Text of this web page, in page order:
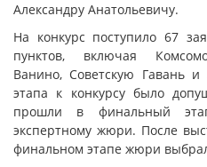
Александру Анатольевичу.
На конкурс поступило 67
пунктов, включая
Ванино, Советскую Гавань и
этапа к конкурсу было
прошли в финальный
экспертному жюри. После
финальном этапе жюри